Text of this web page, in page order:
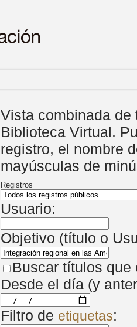
Vista combinada de
Biblioteca Virtual.
registro, el nombre
mayúsculas de
Registros
Usuario:
Objetivo (título o
Buscar títulos que
Desde el día (y
Filtro de etiquetas: